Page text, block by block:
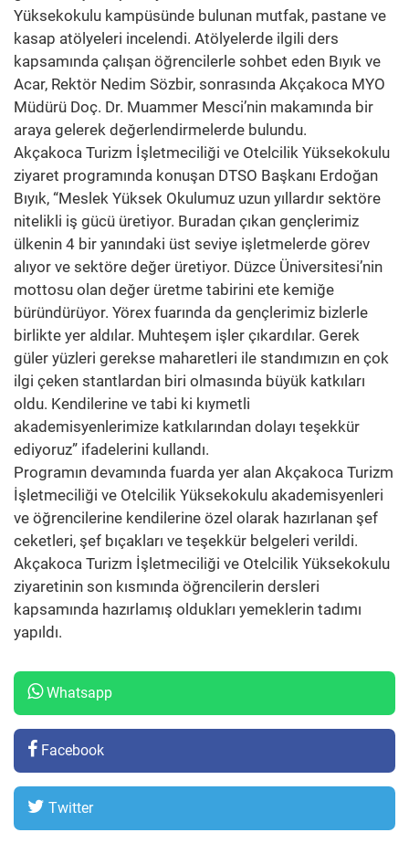
Yüksekokulu kampüsünde bulunan mutfak, pastane ve
kasap atölyeleri incelendi. Atölyelerde ilgili ders
kapsamında çalışan öğrencilerle sohbet eden Bıyık ve
Acar, Rektör Nedim Sözbir, sonrasında Akçakoca MYO
Müdürü Doç. Dr. Muammer Mesci’nin makamında bir
araya gelerek değerlendirmelerde bulundu.
Akçakoca Turizm İşletmeciliği ve Otelcilik Yüksekokulu
ziyaret programında konuşan DTSO Başkanı Erdoğan
Bıyık, “Meslek Yüksek Okulumuz uzun yıllardır sektöre
nitelikli iş gücü üretiyor. Buradan çıkan gençlerimiz
ülkenin 4 bir yanındaki üst seviye işletmelerde görev
alıyor ve sektöre değer üretiyor. Düzce Üniversitesi’nin
mottosu olan değer üretme tabirini ete kemiğe
büründürüyor. Yörex fuarında da gençlerimiz bizlerle
birlikte yer aldılar. Muhteşem işler çıkardılar. Gerek
güler yüzleri gerekse maharetleri ile standımızın en çok
ilgi çeken stantlardan biri olmasında büyük katkıları
oldu. Kendilerine ve tabi ki kıymetli
akademisyenlerimize katkılarından dolayı teşekkür
ediyoruz” ifadelerini kullandı.
Programın devamında fuarda yer alan Akçakoca Turizm
İşletmeciliği ve Otelcilik Yüksekokulu akademisyenleri
ve öğrencilerine kendilerine özel olarak hazırlanan şef
ceketleri, şef bıçakları ve teşekkür belgeleri verildi.
Akçakoca Turizm İşletmeciliği ve Otelcilik Yüksekokulu
ziyaretinin son kısmında öğrencilerin dersleri
kapsamında hazırlamış oldukları yemeklerin tadımı
yapıldı.
Whatsapp
Facebook
Twitter